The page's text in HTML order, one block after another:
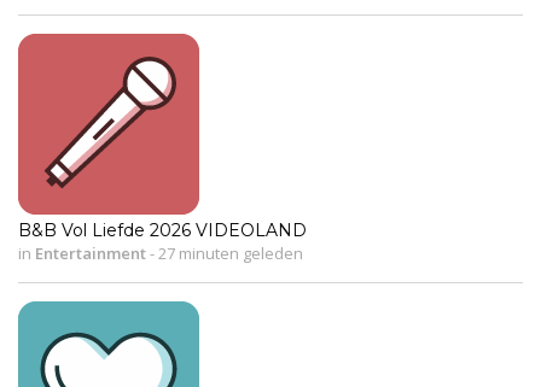
B&B Vol Liefde 2026 VIDEOLAND
in Entertainment-27 minuten geleden